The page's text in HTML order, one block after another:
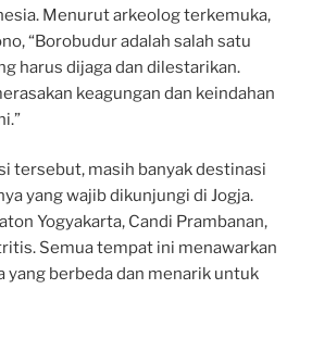
Menurut arkeolog terkemuka,
“Borobudur adalah salah satu
harus dijaga dan dilestarikan.
keagungan dan keindahan
tersebut, masih banyak destinasi
yang wajib dikunjungi di Jogja.
Yogyakarta, Candi Prambanan,
Semua tempat ini menawarkan
yang berbeda dan menarik untuk